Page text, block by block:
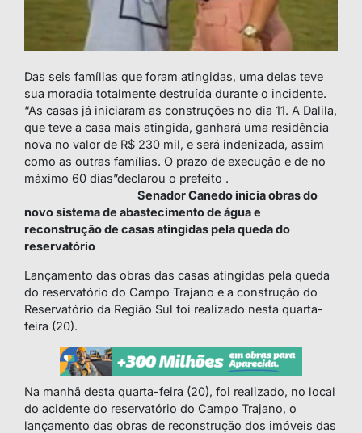
Das seis famílias que foram atingidas, uma delas teve
sua moradia totalmente destruída durante o incidente.
“As casas já iniciaram as construções no dia 11. A Dalila,
que teve a casa mais atingida, ganhará uma residência
nova no valor de R$ 230 mil, e será indenizada, assim
como as outras famílias. O prazo de execução e de no
máximo 60 dias”declarou o prefeito .
Senador Canedo inicia obras do
novo sistema de abastecimento de água e
reconstrução de casas atingidas pela queda do
reservatório
Lançamento das obras das casas atingidas pela queda
do reservatório do Campo Trajano e a construção do
Reservatório da Região Sul foi realizado nesta quarta-
feira (20).
Na manhã desta quarta-feira (20), foi realizado, no local
do acidente do reservatório do Campo Trajano, o
lançamento das obras de reconstrução dos imóveis das